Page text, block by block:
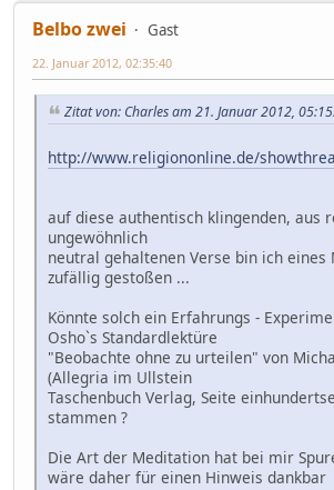
Belbo zwei
Gast
22. Januar 2012, 02:35:40
Zitat von: Charles am 21. Januar 2012,
http://www.religiononline.de/
auf diese authentisch klingenden, aus
ungewöhnlich
neutral gehaltenen Verse bin ich eines
zufällig gestoßen ...
Könnte solch ein Erfahrungs -
Osho`s Standardlektüre
"Beobachte ohne zu urteilen" von
(Allegria im Ullstein
Taschenbuch Verlag, Seite
stammen ?
Die Art der Meditation hat bei mir
wäre daher für einen Hinweis dankbar